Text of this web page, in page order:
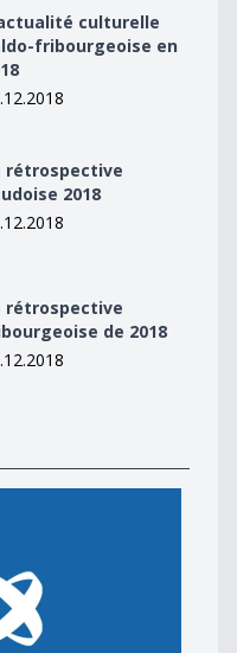
fribourgeoise en
culturelle
fribourgeoise en
rétrospective
2018
rétrospective
de 2018